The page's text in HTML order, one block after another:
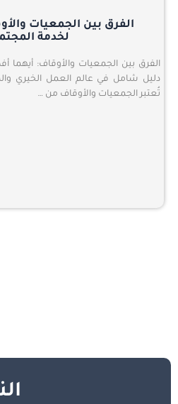
الفرق بين الجمعيات
لخدمة
الفرق بين الجمعيات والأوقاف: أيهما
دليل شامل في عالم العمل الخيري
تُعتبر الجمعيات والأوقاف من …